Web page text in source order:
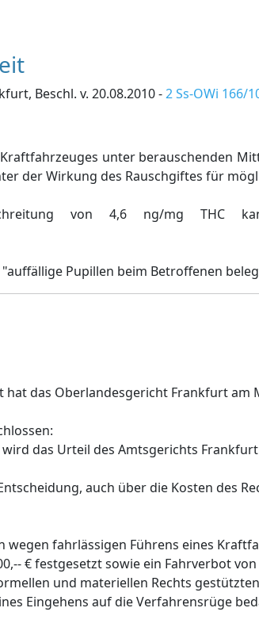
Beschl. v. 20.08.2010 -2 Ss-OWi 166/
unter berauschenden
der Wirkung des Rauschgiftes für
von 4,6 ng/mg THC
Pupillen beim Betroffenen
das Oberlandesgericht Frankfurt
das Urteil des Amtsgerichts
auch über die Kosten des
wegen fahrlässigen Führens eines
€ festgesetzt sowie ein Fahrverbot
und materiellen Rechts
Eingehens auf die Verfahrensrüge